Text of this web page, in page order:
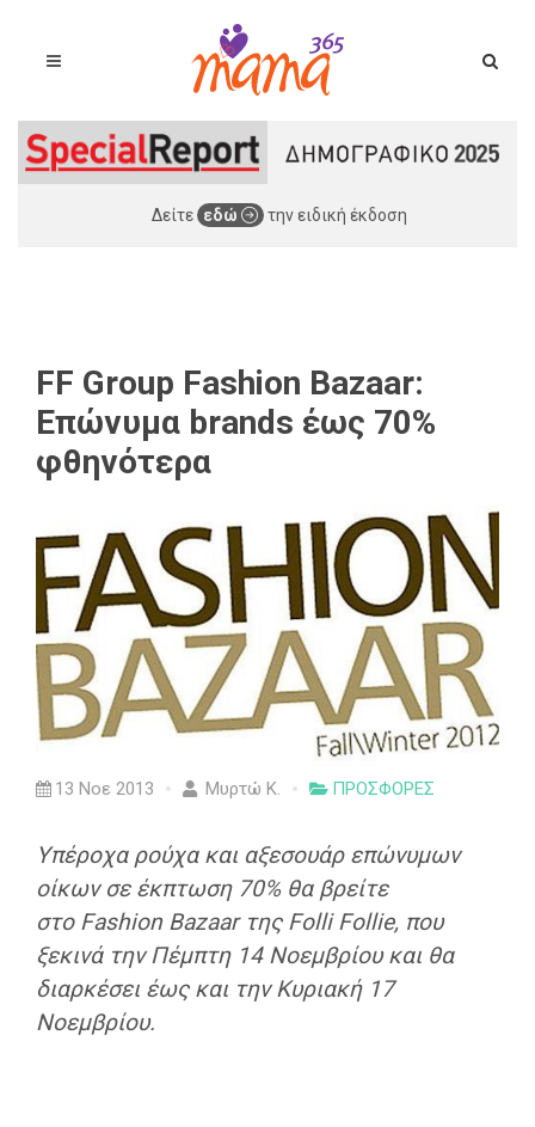
Δείτε εδώ την ειδική έκδοση
FF Group Fashion Bazaar:
Επώνυμα brands έως 70%
φθηνότερα
13 Νοε 2013 Μυρτώ Κ. ΠΡΟΣΦΟΡΕΣ
Υπέροχα ρούχα και αξεσουάρ επώνυμων
οίκων σε έκπτωση 70% θα βρείτε
στο Fashion Bazaar της Folli Follie, που
ξεκινά την Πέμπτη 14 Νοεμβρίου και θα
διαρκέσει έως και την Κυριακή 17
Νοεμβρίου.